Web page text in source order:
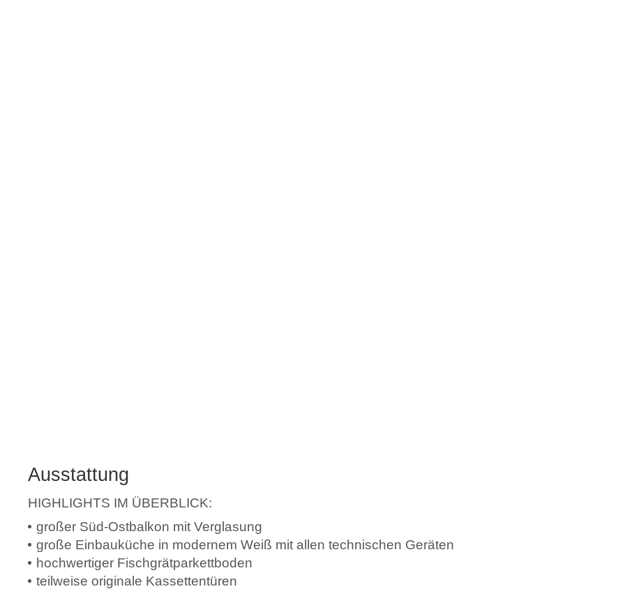
Ausstattung
HIGHLIGHTS IM ÜBERBLICK:
großer Süd-Ostbalkon mit Verglasung
große Einbauküche in modernem Weiß mit allen technischen Geräten
hochwertiger Fischgrätparkettboden
teilweise originale Kassettentüren